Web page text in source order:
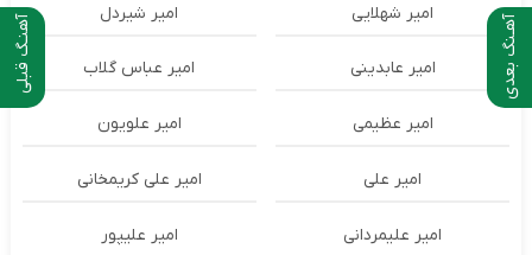
آهنـگ قبلی آهـنگ بعدی امیر شهلایی امیر شیردل
امیر عابدینی امیر عباس گلاب
امیر عظیمی امیر علویون
امیر علی امیر علی کریمخانی
امیر علیمردانی امیر علیپور